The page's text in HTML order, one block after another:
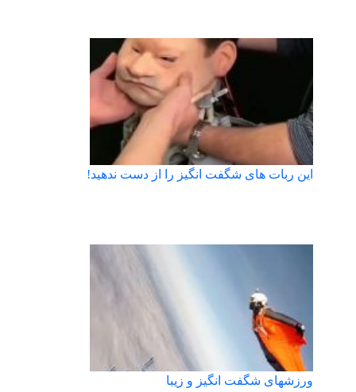
این ربات های شگفت انگیز را از دست ندهید!
ورزشهای شگفت انگیز و زیبا